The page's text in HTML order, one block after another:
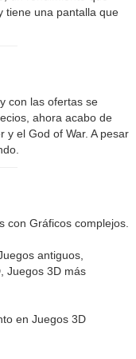
tiene una pantalla que
con las ofertas se
ahora acabo de
y el God of War. A pesar
con Gráficos complejos.
antiguos,
Juegos 3D más
en Juegos 3D